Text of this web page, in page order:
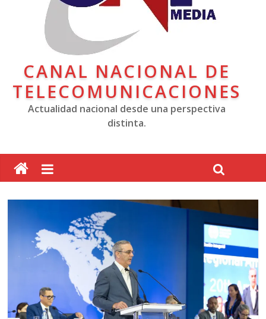
CANAL NACIONAL DE
TELECOMUNICACIONES
Actualidad nacional desde una perspectiva
distinta.